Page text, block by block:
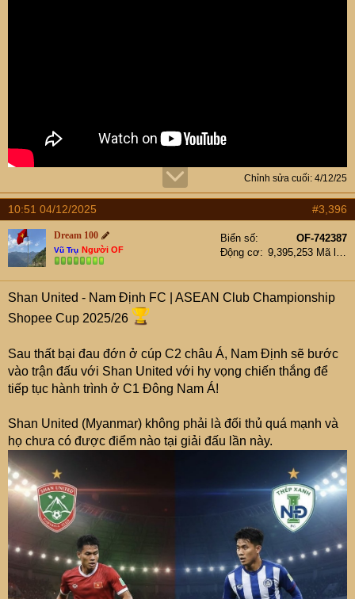
Chỉnh sửa cuối: 4/12/25
10:51 04/12/2025 #3,396
Dream 100
Vũ Trụ Người OF
Biển số
OF-742387
Động cơ
9,395,253 Mã lực
Shan United - Nam Định FC | ASEAN Club Championship
Shopee Cup 2025/26
Sau thất bại đau đớn ở cúp C2 châu Á, Nam Định sẽ bước
vào trận đấu với Shan United với hy vọng chiến thắng để
tiếp tục hành trình ở C1 Đông Nam Á!
Shan United (Myanmar) không phải là đối thủ quá mạnh và
họ chưa có được điểm nào tại giải đấu lần này.